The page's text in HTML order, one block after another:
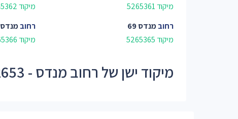
מיקוד 5265361
מיקוד 5265362
רחובמנדס 69
מיקוד 5265365
רחובמנדס 71
מיקוד 5265366
מיקוד ישן של רחוב מנדס - 52653